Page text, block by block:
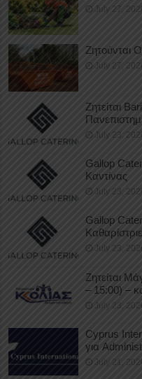
July 27,
Ζητούνται
July 27,
Ζητείται
July 23,
Gallop
Καντίνας
July 23,
Gallop
July 23,
Ζητείται
– 15:00) –
July 23,
Cyprus
για
July 21,